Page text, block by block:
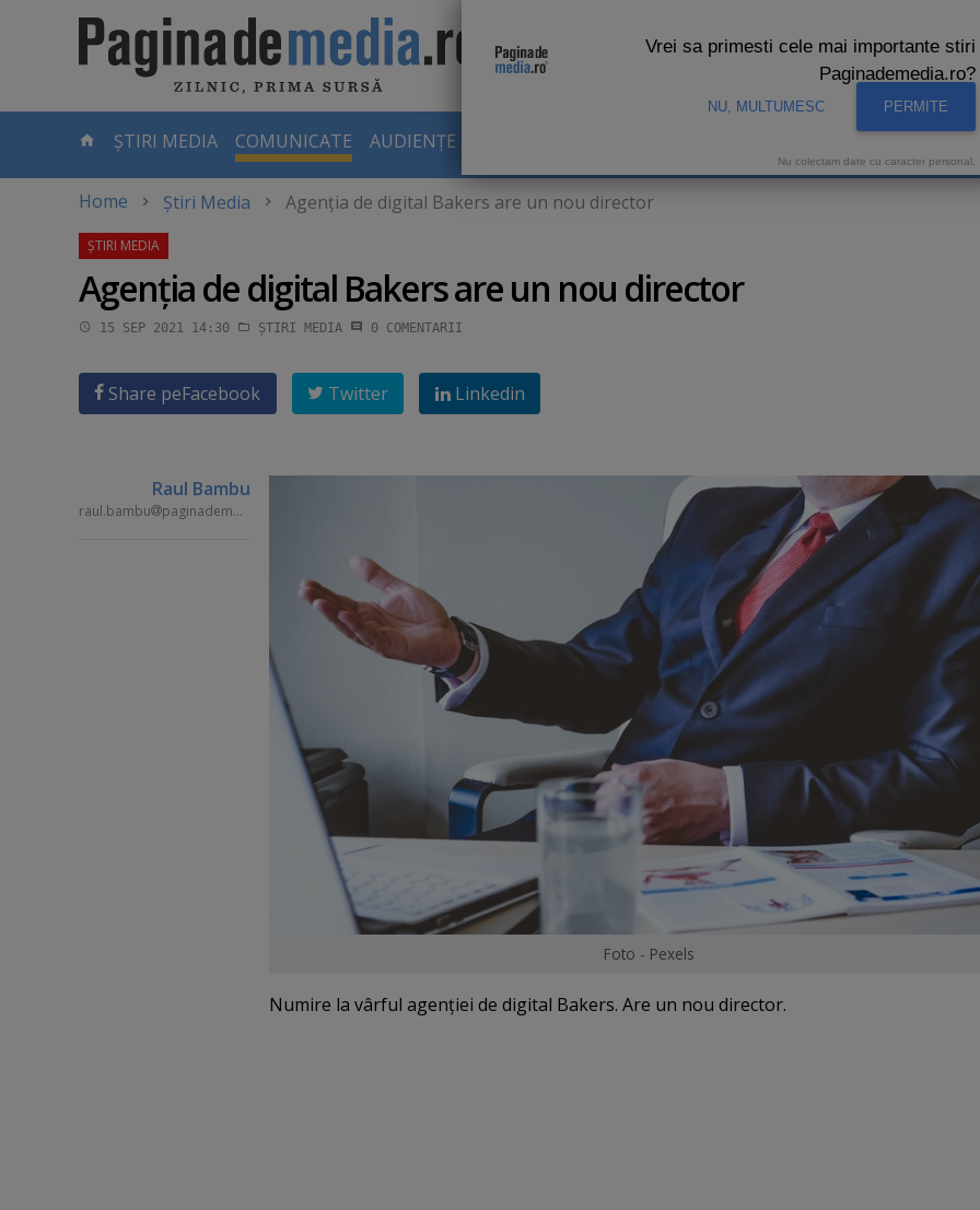
CURENTĂ
ȘTIRI MEDIA COMUNICATE AUDIENȚE TV
Home Știri Media Agenţia de digital Bakers are un nou director
Agenţia de digital Bakers are un nou director
15 SEP 2021 14:30 ȘTIRI MEDIA 0 COMENTARII
Share peFacebook Twitter Linkedin
Raul Bambu
raul.bambu paginademedia.ro
Foto - Pexels
Numire la vârful agenţiei de digital Bakers. Are un nou director.
Vrei sa primesti cele mai importante stiri
Paginademedia.ro?
NU, MULTUMESC PERMITE
Nu colectam date cu caracter personal.